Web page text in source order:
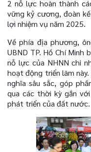
2 nỗ lực hoàn thành
vững kỷ cương, đoàn
lợi nhiệm vụ năm 2025.
Về phía địa phương,
UBND TP. Hồ Chí Minh
nỗ lực của NHNN chi
hoạt động triển lãm
nghĩa sâu sắc, góp
qua các thời kỳ gắn
phát triển của đất nước.